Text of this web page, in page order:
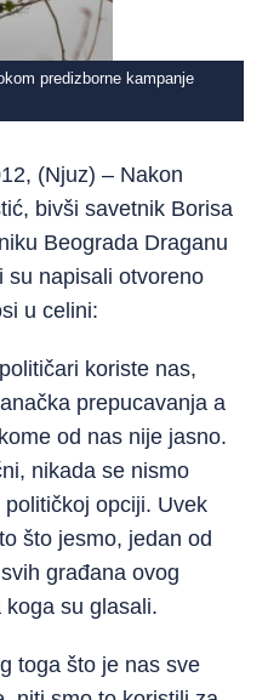
predizborne kampanje
(Njuz) – Nakon
bivši savetnik Borisa
Beograda Draganu
napisali otvoreno
u celini:
koriste nas,
prepucavanja a
od nas nije jasno.
nikada se nismo
opciji. Uvek
što jesmo, jedan od
građana ovog
su glasali.
toga što je nas sve